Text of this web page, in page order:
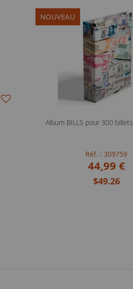
NOUVEAU
Album BILLS pour 300
Réf. : 309759
44,99 €
$49.26